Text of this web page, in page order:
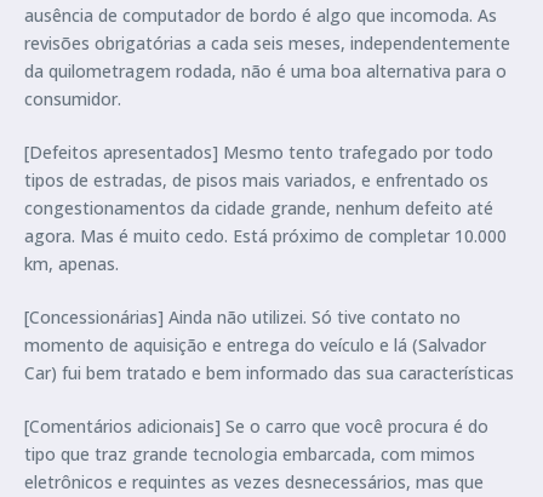
ausência de computador de bordo é algo que incomoda. As
revisões obrigatórias a cada seis meses, independentemente
da quilometragem rodada, não é uma boa alternativa para o
consumidor.
[Defeitos apresentados] Mesmo tento trafegado por todo
tipos de estradas, de pisos mais variados, e enfrentado os
congestionamentos da cidade grande, nenhum defeito até
agora. Mas é muito cedo. Está próximo de completar 10.000
km, apenas.
[Concessionárias] Ainda não utilizei. Só tive contato no
momento de aquisição e entrega do veículo e lá (Salvador
Car) fui bem tratado e bem informado das sua características
[Comentários adicionais] Se o carro que você procura é do
tipo que traz grande tecnologia embarcada, com mimos
eletrônicos e requintes as vezes desnecessários, mas que